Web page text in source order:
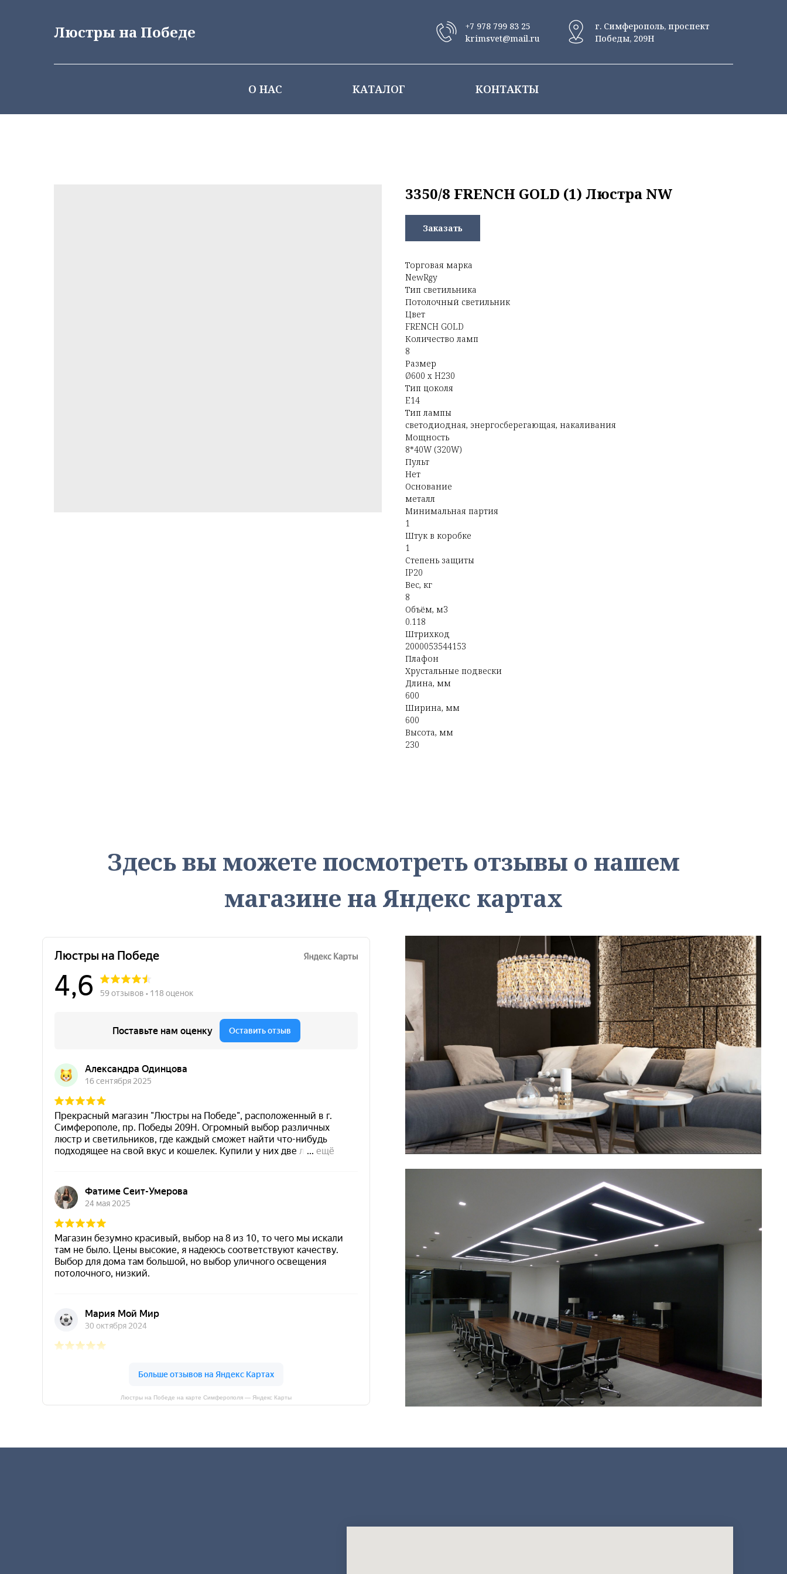
Люстры на Победе
+7 978 799 83 25
krimsvet@mail.ru
г. Симферополь, проспект
Победы, 209Н
О НАС КАТАЛОГ КОНТАКТЫ
3350/8 FRENCH GOLD (1) Люстра NW
Заказать
Торговая марка
NewRgy
Тип светильника
Потолочный светильник
Цвет
FRENCH GOLD
Количество ламп
8
Размер
Ø600 x H230
Тип цоколя
E14
Тип лампы
светодиодная, энергосберегающая, накаливания
Мощность
8*40W (320W)
Пульт
Нет
Основание
металл
Минимальная партия
1
Штук в коробке
1
Степень защиты
IP20
Вес, кг
8
Объём, м3
0.118
Штрихкод
2000053544153
Плафон
Хрустальные подвески
Длина, мм
600
Ширина, мм
600
Высота, мм
230
Люстры на Победе на карте Симферополя — Яндекс Карты
Здесь вы можете посмотреть отзывы о нашем
магазине на Яндекс картах